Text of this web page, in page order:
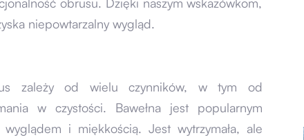
niepowtarzalny wygląd.
zależy od wielu czynników, w tym od
w czystości. Bawełna jest popularnym
i miękkością. Jest wytrzymała, ale